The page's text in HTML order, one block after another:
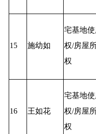
15 施幼如
宅基地使
权/房屋
权
16 王如花
宅基地使
权/房屋
权